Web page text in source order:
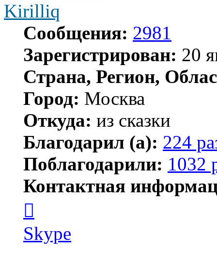
Kirilliq
Сообщения: 2981
Зарегистрирован: 20
Страна, Регион,
Город: Москва
Откуда: из сказки
Благодарил (а): 224
Поблагодарили: 1032
Контактная
пользователя
Kirilliq
Skype